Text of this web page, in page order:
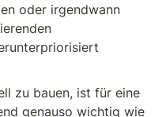
oder irgendwann
zu bauen, ist für eine
genauso wichtig wie